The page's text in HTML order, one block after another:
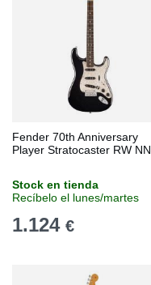
Fender 70th Anniversary
Player Stratocaster RW NN
Stock en tienda
Recíbelo el lunes/martes
1.124 €